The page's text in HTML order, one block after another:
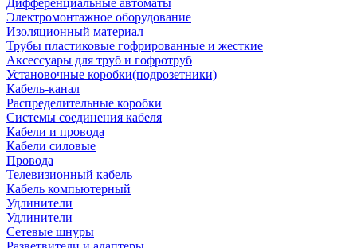
Дифференциальные автоматы
Электромонтажное оборудование
Изоляционный материал
Трубы пластиковые гофрированные и жесткие
Аксессуары для труб и гофротруб
Установочные коробки(подрозетники)
Кабель-канал
Распределительные коробки
Системы соединения кабеля
Кабели и провода
Кабели силовые
Провода
Телевизионный кабель
Кабель компьютерный
Удлинители
Удлинители
Сетевые шнуры